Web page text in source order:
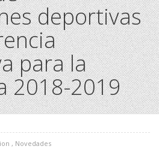
deportivas
para la
2018-2019
, Novedades